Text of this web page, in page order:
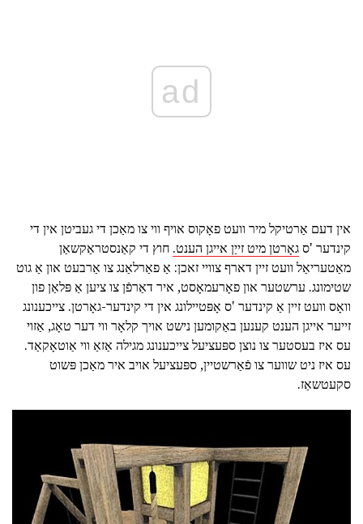
ad
אין דעם אַרטיקל מיר וועט פאָקוס אויף ווי צו מאַכן די געביטן אין די
קינדער 'סגאָרטן מיט זייַן אייגן הענט. חוץ די קאַנסטראַקשאַן
מאַטעריאַל וועט זיין דארף צוויי זאכן: אַ פאַרלאַנג צו אַרבעט און אַ גוט
שטימונג. ערשטער און פאָרעמאָסט, איר דאַרפֿן צו ציען אַ פּלאַן פון
וואָס וועט זיין אַ קינדער 'ס אָפּטיילונג אין די קינדער-גאָרטן. צייכענונג
זייער אייגן הענט קענען באַקומען נישט אויך קלאָר ווי דער טאָג, אַזוי
עס איז בעסטער צו נוצן ספּעציעל צייכענונג מגילה אַזאַ ווי אַוטאָקאַד.
עס איז ניט שווער צו פֿאַרשטיין, ספּעציעל אויב איר מאַכן פּשוט
סקעטשאַז.